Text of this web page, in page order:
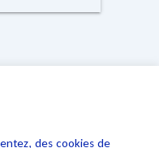
des cookies de